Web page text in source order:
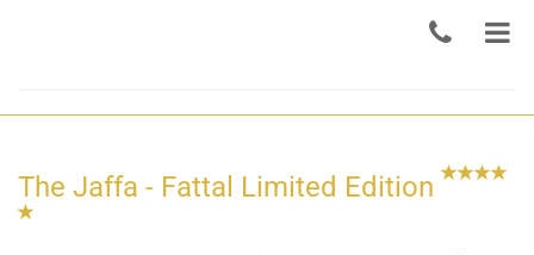
The Jaffa - Fattal Limited Edition